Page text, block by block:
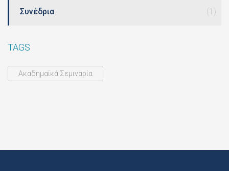
Συνέδρια (1)
TAGS
Ακαδημαϊκά Σεμιναρία